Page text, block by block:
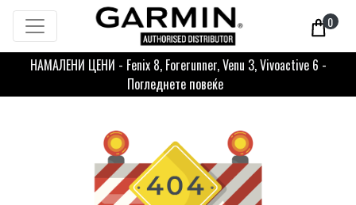
0
НАМАЛЕНИ ЦЕНИ - Fenix 8, Forerunner, Venu 3, Vivoactive 6 -
Погледнете повеќе